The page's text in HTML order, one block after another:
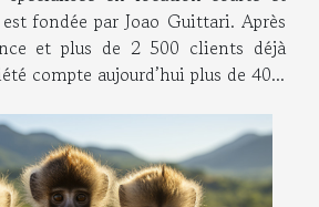
fondée par Joao Guittari. Après
et plus de 2 500 clients déjà
compte aujourd’hui plus de 40...